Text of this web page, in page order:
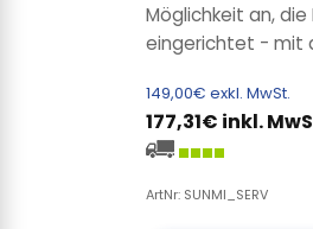
Möglichkeit an,
eingerichtet - mit
149,00€ exkl. MwSt.
177,31€ inkl.
ArtNr: SUNMI_SERV